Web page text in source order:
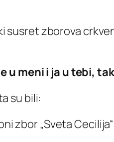
susret zborova
u meni i ja u tebi,
su bili:
zbor „Sveta